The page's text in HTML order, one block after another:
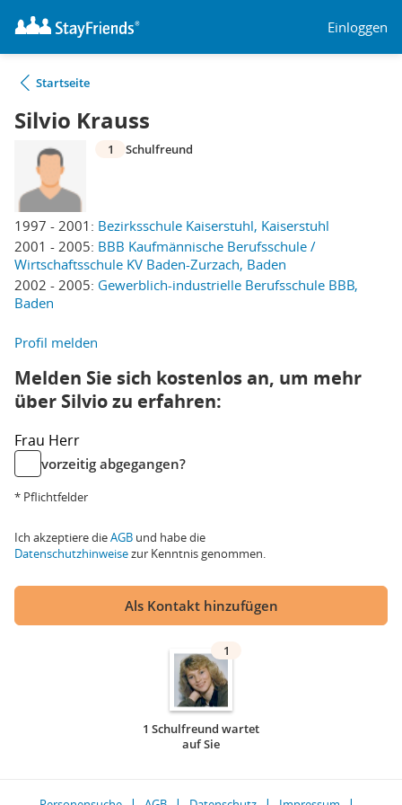
Einloggen
Startseite
Silvio Krauss
1997 - 2001: Bezirksschule Kaiserstuhl, Kaiserstuhl
2001 - 2005: BBB Kaufmännische Berufsschule /
Wirtschaftsschule KV Baden-Zurzach, Baden
2002 - 2005: Gewerblich-industrielle Berufsschule BBB,
Baden
1 Schulfreund
Profil melden
Melden Sie sich kostenlos an, um mehr
über Silvio zu erfahren:
Frau Herr
vorzeitig abgegangen?
* Pflichtfelder
Ich akzeptiere dieAGB und habe die
Datenschutzhinweisezur Kenntnis genommen.
Als Kontakt hinzufügen
1
1 Schulfreund wartet
auf Sie